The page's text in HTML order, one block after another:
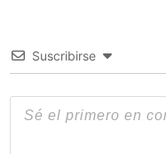
Suscribirse